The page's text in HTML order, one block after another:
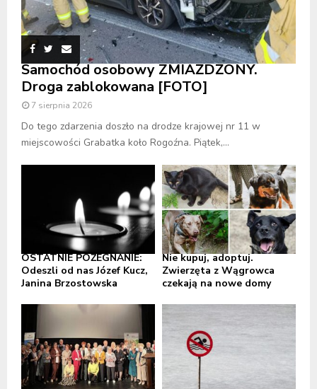
Samochód osobowy ZMIAŻDŻONY.
Droga zablokowana [FOTO]
7 sierpnia 2026
Do tego zdarzenia doszło na drodze krajowej nr 11 w
miejscowości Grabatka koło Rogoźna. Piątek,...
OSTATNIE POŻEGNANIE:
Odeszli od nas Józef Kucz,
Janina Brzostowska
Nie kupuj, adoptuj.
Zwierzęta z Wągrowca
czekają na nowe domy